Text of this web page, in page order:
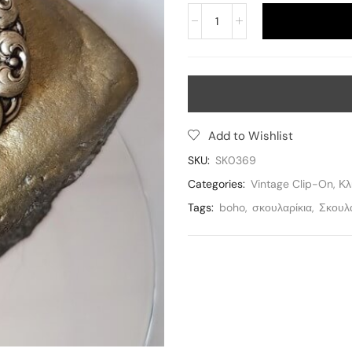
Add to Wishlist
SKU: SK0369
Categories: Vintage Clip-On,
Tags: boho, σκουλαρίκια,